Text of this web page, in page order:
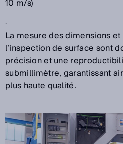
10 m/s)
.
La mesure des dimensions
l’inspection de surface sont
précision et une
submillimètre, garantissant
plus haute qualité.